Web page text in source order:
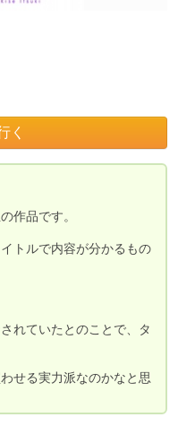
く
作品です。
トルで内容が分かるもの
れていたとのことで、タ
せる実力派なのかなと思